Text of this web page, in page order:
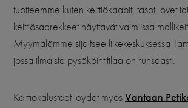
tuotteemme kuten keittiökaapit, tasot, ovet
keittiösaarekkeet näyttävät valmiissa
Myymälämme sijaitsee liikekeskuksessa
jossa ilmaista pysäköintitilaa on runsaasti.
Keittiökalusteet löydät myösVantaan